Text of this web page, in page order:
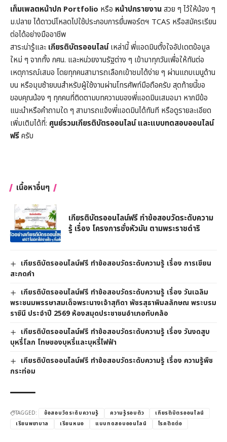
เท็มเพลตหน้าปก Portfolio หรือ หน้าปกรายงานสวย ๆ ไว้ให้น้อง ๆ
ม.ปลาย ได้ดาวน์โหลดไปใช้ประกอบการยื่นพอร์ตฯ TCAS หรือสมัครเรียน
ต่อได้อย่างมืออาชีพ
สาระน่ารู้และ เกียรติบัตรออนไลน์เหล่านี้ พี่แอดมินตั้งใจอัปเดตข้อมูล
ใหม่ ๆ จากทั้ง กศน. และหน่วยงานรัฐต่าง ๆ เข้ามาทุกวันเพื่อให้ทันต่อ
เหตุการณ์เสมอ โดยทุกคนสามารถเลือกเข้าชมได้ง่าย ๆ ผ่านแถบเมนูด้าน
บน หรือมุมซ้ายบนสำหรับผู้ใช้งานผ่านโทรศัพท์มือถือครับ สุดท้ายนี้ขอ
ขอบคุณน้อง ๆ ทุกคนที่ติดตามบทความของพี่แอดมินเสมอมา หากมีข้อ
แนะนำหรือคำถามใด ๆ สามารถแจ้งพี่แอดมินได้ทันที หรือดูรายละเอียด
เพิ่มเติมได้ที่: ศูนย์รวมเกียรติบัตรออนไลน์ และแบบทดสอบออนไลน์
ฟรีครับ
เนื้อหาอื่นๆ
เกียรติบัตรออนไลน์ฟรี ทำข้อสอบวัดระดับความ
รู้ เรื่อง โครงการชั่งหัวมัน ตามพระราชดำริ
เกียรติบัตรออนไลน์ฟรี ทำข้อสอบวัดระดับความรู้ เรื่อง การเขียน
สะกดคำ
เกียรติบัตรออนไลน์ฟรี ทำข้อสอบวัดระดับความรู้ เรื่อง วันเฉลิม
พระชนมพรรษาสมเด็จพระนางเจ้าสุทิดา พัชรสุธาพิมลลักษณ พระบรม
ราชินี ประจำปี 2569 ห้องสมุดประชาชนอำเภอทับคล้อ
เกียรติบัตรออนไลน์ฟรี ทำข้อสอบวัดระดับความรู้ เรื่อง วันงดสูบ
บุหรี่โลก โทษของบุหรี่และบุหรี่ไฟฟ้า
เกียรติบัตรออนไลน์ฟรี ทำข้อสอบวัดระดับความรู้ เรื่อง ความรู้พืช
กระท่อม
TAGGED: ข้อสอบวัดระดับความรู้ ความรู้รอบตัว
เกียรติบัตรออนไลน์
เรียนพยาบาล
เรียนหมอ แบบทดสอบออนไลน์ โรคติดต่อ